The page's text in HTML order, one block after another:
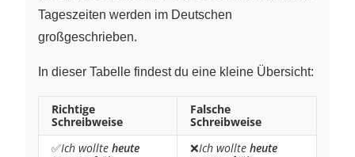
Tageszeiten werden im Deutschen
großgeschrieben.
In dieser Tabelle findest du eine kleine Übersicht:
Richtige
Schreibweise
Falsche
Schreibweise
✅Ich wollte heute
❌Ich wollte heute